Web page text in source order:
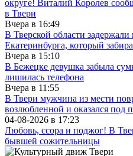
округе! Виталий Королев
в Твери
Вчера в 16:49
В Тверской области
Екатеринбурга, который
Вчера в 15:10
В Бежецке девушка забыла
лишилась телефона
Вчера в 11:55
В Твери мужчина из мести
возлюбленной и оказался под
04-08-2026 в 17:23
Любовь, ссора и поджог! В
бывшей сожительницы